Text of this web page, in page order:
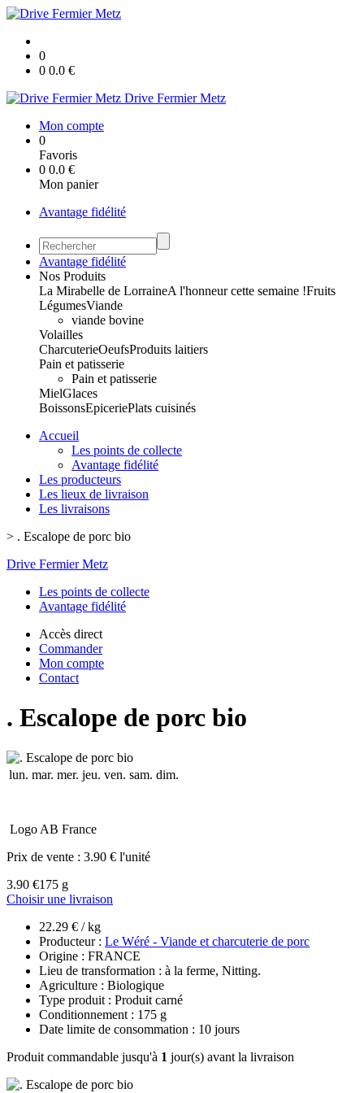
0
0 0.0 €
Drive Fermier Metz
Mon compte
0
Favoris
0 0.0 €
Mon panier
Avantage fidélité
Avantage fidélité
Nos Produits
La Mirabelle de LorraineA l'honneur cette semaine !Fruits
LégumesViande
viande bovine
Volailles
CharcuterieOeufsProduits laitiers
Pain et patisserie
Pain et patisserie
MielGlaces
BoissonsEpiceriePlats cuisinés
Accueil
Les points de collecte
Avantage fidélité
Les producteurs
Les lieux de livraison
Les livraisons
> . Escalope de porc bio
Drive Fermier Metz
Les points de collecte
Avantage fidélité
Accès direct
Commander
Mon compte
Contact
. Escalope de porc bio
lun. mar. mer. jeu. ven. sam. dim.
Logo AB France
Prix de vente : 3.90 € l'unité
3.90 €175 g
Choisir une livraison
22.29 € / kg
Producteur : Le Wéré - Viande et charcuterie de porc
Origine : FRANCE
Lieu de transformation : à la ferme, Nitting.
Agriculture : Biologique
Type produit : Produit carné
Conditionnement : 175 g
Date limite de consommation : 10 jours
Produit commandable jusqu'à 1 jour(s) avant la livraison